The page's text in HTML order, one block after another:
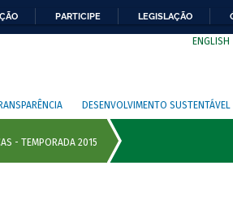
PARTICIPE LEGISLAÇÃO
ENGLISH
DESENVOLVIMENTO SUSTENTÁVEL